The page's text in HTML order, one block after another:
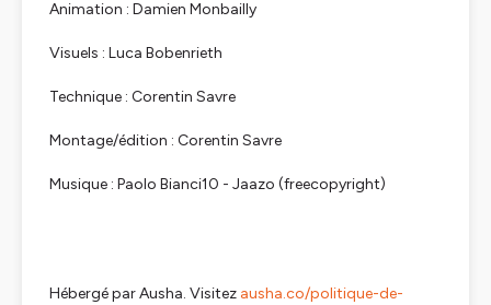
Animation : Damien Monbailly
Visuels : Luca Bobenrieth
Technique : Corentin Savre
Montage/édition : Corentin Savre
Musique : Paolo Bianci10 - Jaazo (freecopyright)
Hébergé par Ausha. Visitez ausha.co/politique-de-